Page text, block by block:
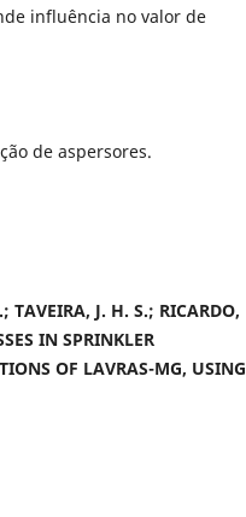
influência no valor de
de aspersores.
TAVEIRA, J. H. S.; RICARDO,
IN SPRINKLER
OF LAVRAS-MG, USING